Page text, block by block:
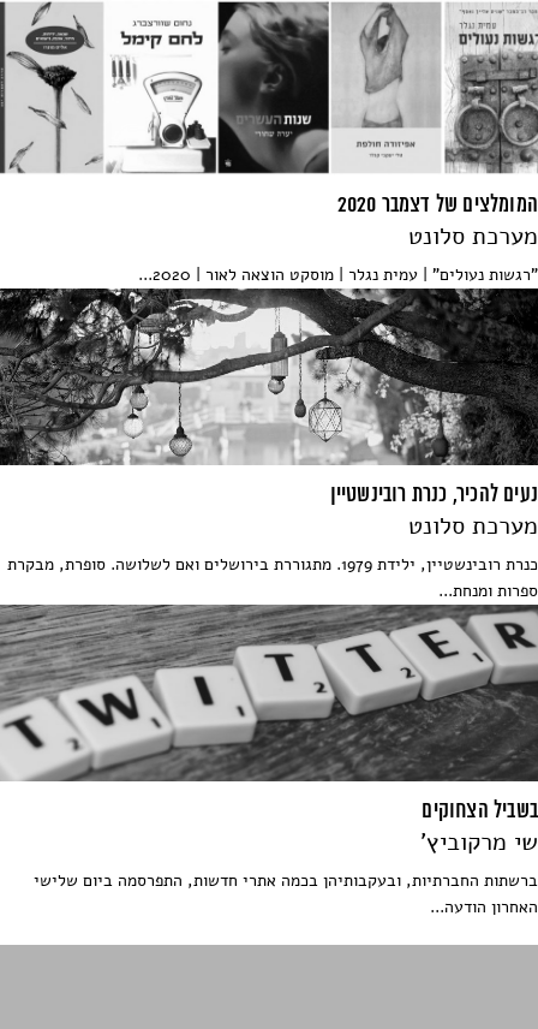
המומלצים של דצמבר 2020
מערכת סלונט
"רגשות נעולים" | עמית נגלר | מוסקט הוצאה לאור | 2020...
נעים להכיר, כנרת רובינשטיין
מערכת סלונט
כנרת רובינשטיין, ילידת 1979. מתגוררת בירושלים ואם לשלושה. סופרת, מבקרת
ספרות ומנחת...
בשביל הצחוקים
שי מרקוביץ'
ברשתות החברתיות, ובעקבותיהן בכמה אתרי חדשות, התפרסמה ביום שלישי
האחרון הודעה...